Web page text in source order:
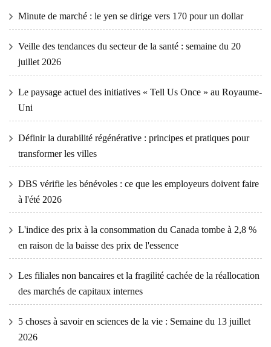
Minute de marché : le yen se dirige vers 170 pour un dollar
Veille des tendances du secteur de la santé : semaine du 20
juillet 2026
Le paysage actuel des initiatives « Tell Us Once » au Royaume-
Uni
Définir la durabilité régénérative : principes et pratiques pour
transformer les villes
DBS vérifie les bénévoles : ce que les employeurs doivent faire
à l'été 2026
L'indice des prix à la consommation du Canada tombe à 2,8 %
en raison de la baisse des prix de l'essence
Les filiales non bancaires et la fragilité cachée de la réallocation
des marchés de capitaux internes
5 choses à savoir en sciences de la vie : Semaine du 13 juillet
2026